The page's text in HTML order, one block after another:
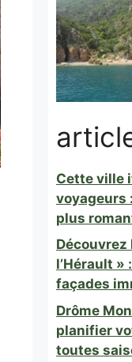
Cette ville
voyageurs
plus
Découvrez
l’Hérault »
façades
Drôme
planifier
toutes